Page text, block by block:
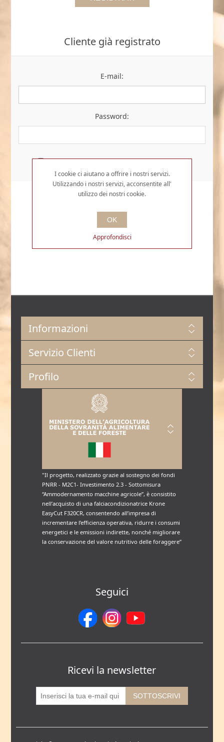
Cliente già registrato
E-mail:
Password:
Resta collegato Password dimenticata?
Informazioni
Servizio Clienti
Profilo
"Il progetto, realizzato grazie al sostegno dei fondi
PNRR - M2C1- Investimento 2.3 - Sottomisura
“Ammodernamento macchine agricole”, è consistito
nell’acquisto di una falciacondizionatrice Krone
EasyCut F320CR, consentendo all’impresa di
incrementare l’efficienza operativa, ridurre i consumi
energetici e le emissioni indirette, nonché migliorare
la conservazione del valore nutritivo delle foraggere”
Seguici
Ricevi la newsletter
I cookie ci aiutano a offrire i nostri servizi.
Utilizzando i nostri servizi, acconsentite all'
utilizzo dei nostri cookie.
OK
Approfondisci